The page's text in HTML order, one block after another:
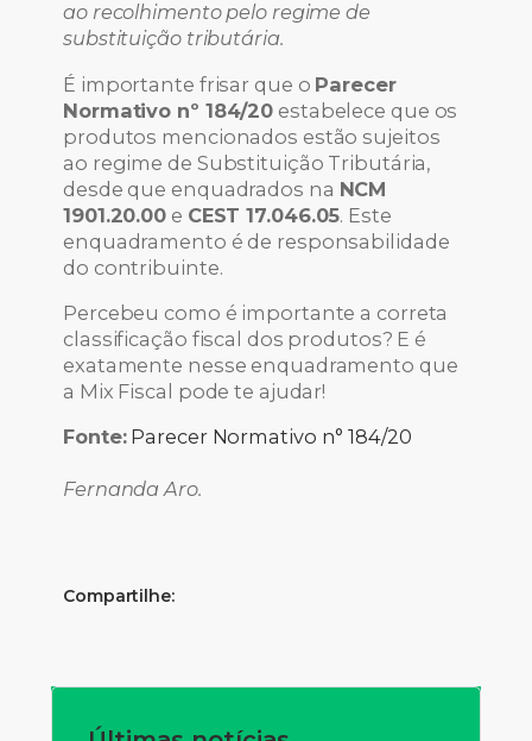
ao recolhimento pelo regime de
substituição tributária.
É importante frisar que o Parecer
Normativo nº 184/20 estabelece que os
produtos mencionados estão sujeitos
ao regime de Substituição Tributária,
desde que enquadrados na NCM
1901.20.00 e CEST 17.046.05. Este
enquadramento é de responsabilidade
do contribuinte.
Percebeu como é importante a correta
classificação fiscal dos produtos? E é
exatamente nesse enquadramento que
a Mix Fiscal pode te ajudar!
Fonte: Parecer Normativo n° 184/20
Fernanda Aro.
Compartilhe: